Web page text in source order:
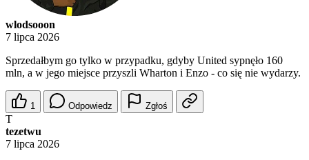
wlodsooon
7 lipca 2026
Sprzedałbym go tylko w przypadku, gdyby United sypnęło 160
mln, a w jego miejsce przyszli Wharton i Enzo - co się nie wydarzy.
1 Odpowiedz Zgłoś
T
tezetwu
7 lipca 2026